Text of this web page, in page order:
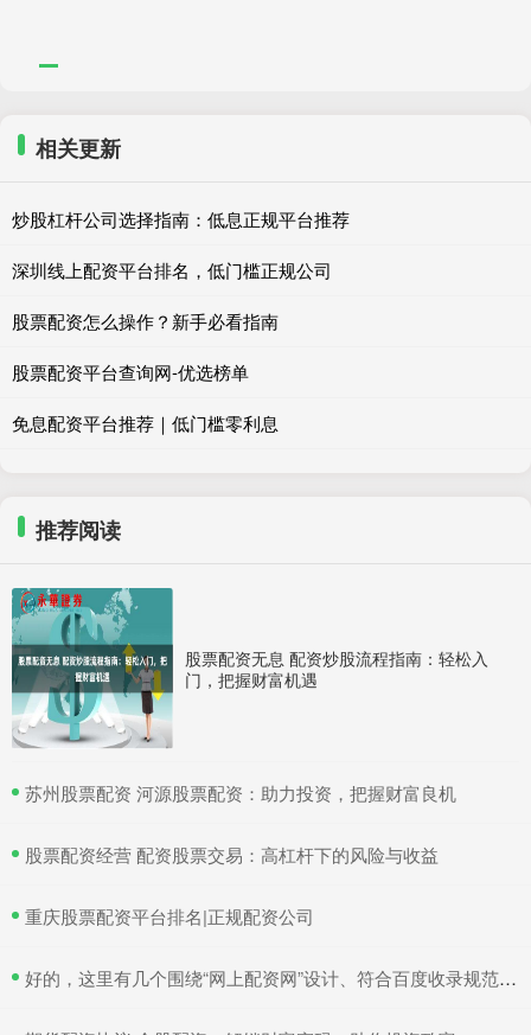
相关更新
炒股杠杆公司选择指南：低息正规平台推荐
深圳线上配资平台排名，低门槛正规公司
股票配资怎么操作？新手必看指南
股票配资平台查询网-优选榜单
免息配资平台推荐｜低门槛零利息
推荐阅读
股票配资无息 配资炒股流程指南：轻松入
门，把握财富机遇
​苏州股票配资 河源股票配资：助力投资，把握财富良机
​股票配资经营 配资股票交易：高杠杆下的风险与收益
​重庆股票配资平台排名|正规配资公司
​好的，这里有几个围绕“网上配资网”设计、符合百度收录规范的标题，均在以内：